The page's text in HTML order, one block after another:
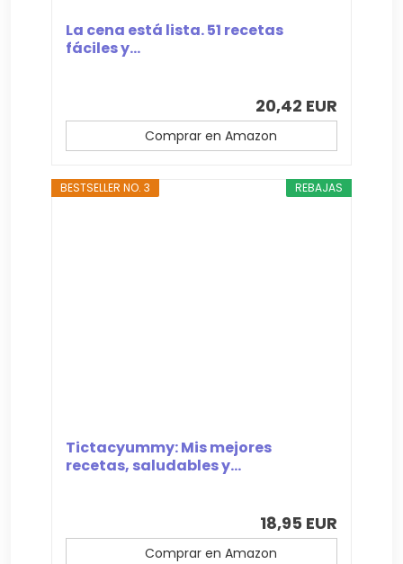
La cena está lista. 51 recetas
fáciles y...
20,42 EUR
Comprar en Amazon
REBAJAS
BESTSELLER NO. 3
Tictacyummy: Mis mejores
recetas, saludables y...
18,95 EUR
Comprar en Amazon